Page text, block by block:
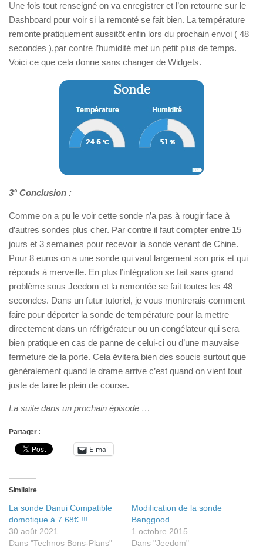
Une fois tout renseigné on va enregistrer et l’on retourne sur le
Dashboard pour voir si la remonté se fait bien. La température
remonte pratiquement aussitôt enfin lors du prochain envoi ( 48
secondes ),par contre l’humidité met un petit plus de temps.
Voici ce que cela donne sans changer de Widgets.
3° Conclusion :
Comme on a pu le voir cette sonde n’a pas à rougir face à
d’autres sondes plus cher. Par contre il faut compter entre 15
jours et 3 semaines pour recevoir la sonde venant de Chine.
Pour 8 euros on a une sonde qui vaut largement son prix et qui
réponds à merveille. En plus l’intégration se fait sans grand
problème sous Jeedom et la remontée se fait toutes les 48
secondes. Dans un futur tutoriel, je vous montrerais comment
faire pour déporter la sonde de température pour la mettre
directement dans un réfrigérateur ou un congélateur qui sera
bien pratique en cas de panne de celui-ci ou d’une mauvaise
fermeture de la porte. Cela évitera bien des soucis surtout que
généralement quand le drame arrive c’est quand on vient tout
juste de faire le plein de course.
La suite dans un prochain épisode …
Partager :
E-mail
Similaire
La sonde Danui Compatible
domotique à 7.68€ !!!
30 août 2021
Dans "Technos Bons-Plans"
Modification de la sonde
Banggood
1 octobre 2015
Dans "Jeedom"